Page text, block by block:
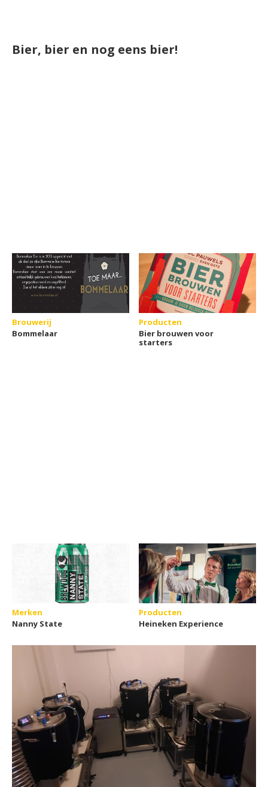
Bier, bier en nog eens bier!
Brouwerij
Bommelaar
Producten
Bier brouwen voor
starters
Merken
Nanny State
Producten
Heineken Experience